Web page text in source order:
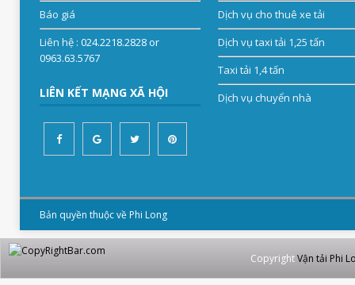
Báo giá
Liên hệ: 024.2218.2828 or
0963.63.5767
LIÊN KẾT MẠNG XÃ HỘI
Dịch vụ cho thuê xe tải
Dịch vụ taxi tải 1,25 tấn
Taxi tải 1,4 tấn
Dịch vụ chuyển nhà
Bản quyền thuộc về Phi Long
CopyrightVận tải Phi